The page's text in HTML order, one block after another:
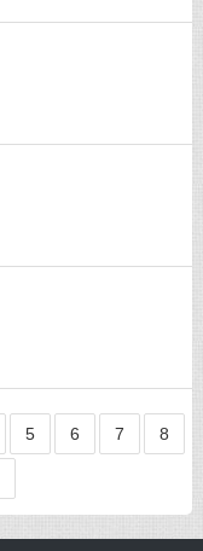
5 6 7 8